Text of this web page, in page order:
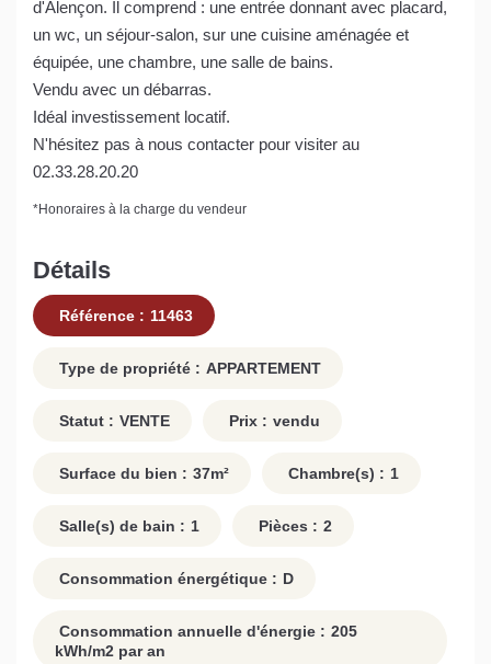
d'Alençon. Il comprend : une entrée donnant avec placard,
un wc, un séjour-salon, sur une cuisine aménagée et
équipée, une chambre, une salle de bains.
Vendu avec un débarras.
Idéal investissement locatif.
N'hésitez pas à nous contacter pour visiter au
02.33.28.20.20
*Honoraires à la charge du vendeur
Détails
Référence : 11463
Type de propriété : APPARTEMENT
Statut : VENTE Prix : vendu
Surface du bien : 37m² Chambre(s) : 1
Salle(s) de bain : 1 Pièces : 2
Consommation énergétique : D
Consommation annuelle d'énergie : 205
kWh/m2 par an